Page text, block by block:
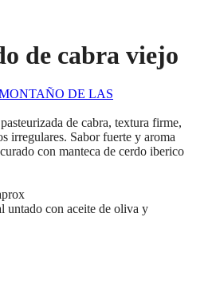
de cabra viejo
DE LAS
de cabra, textura firme,
irregulares. Sabor fuerte y aroma
con manteca de cerdo iberico
untado con aceite de oliva y